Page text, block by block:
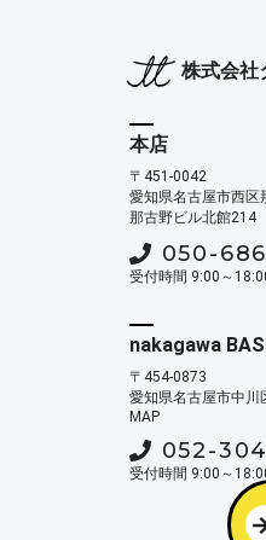
株式会社
本店
〒451-0042
愛知県名古屋市西区
那古野ビル北館214
050-
受付時間 9:00～
nakagawa
〒454-0873
愛知県名古屋市中
MAP
052-
受付時間 9:00～